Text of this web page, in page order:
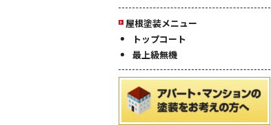
屋根塗装メニュー
トップコート
最上級無機